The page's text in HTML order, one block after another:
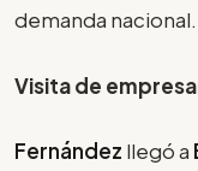
demanda nacional.
Visita de
Fernández llegó a